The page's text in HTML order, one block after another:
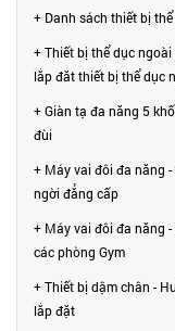
+ Danh sách thiết bị
+ Thiết bị thể dục
lắp đăt thiết bị thể dục
+ Giàn tạ đa năng 5
đùi
+ Máy vai đôi đa năng
ngời đẳng cấp
+ Máy vai đôi đa năng
các phòng Gym
+ Thiết bị dậm chân -
lắp đặt